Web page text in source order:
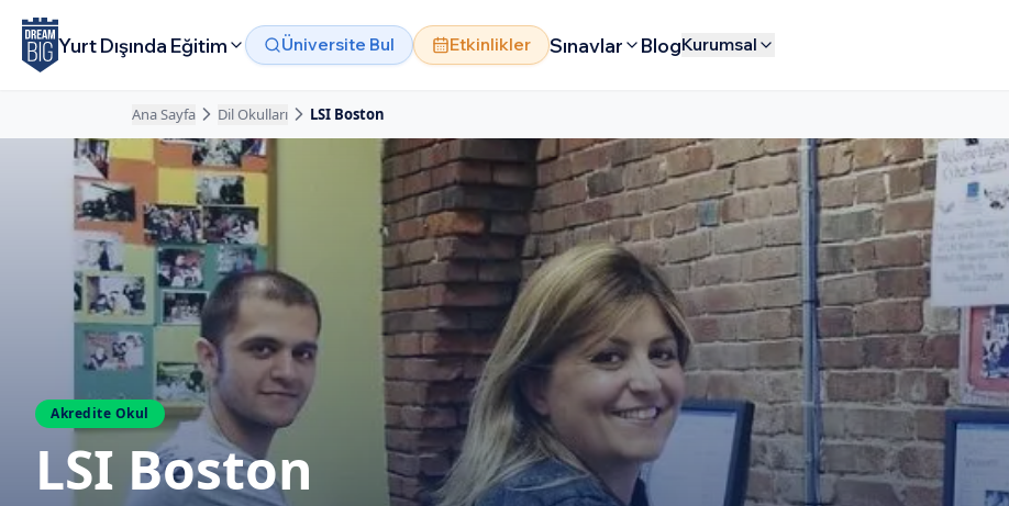
Ana içeriğe atla
Yurt Dışında Eğitim Üniversite Bul Etkinlikler Sınavlar BlogKurumsal
Ana Sayfa Dil Okulları LSI Boston
Akredite Okul
LSI Boston